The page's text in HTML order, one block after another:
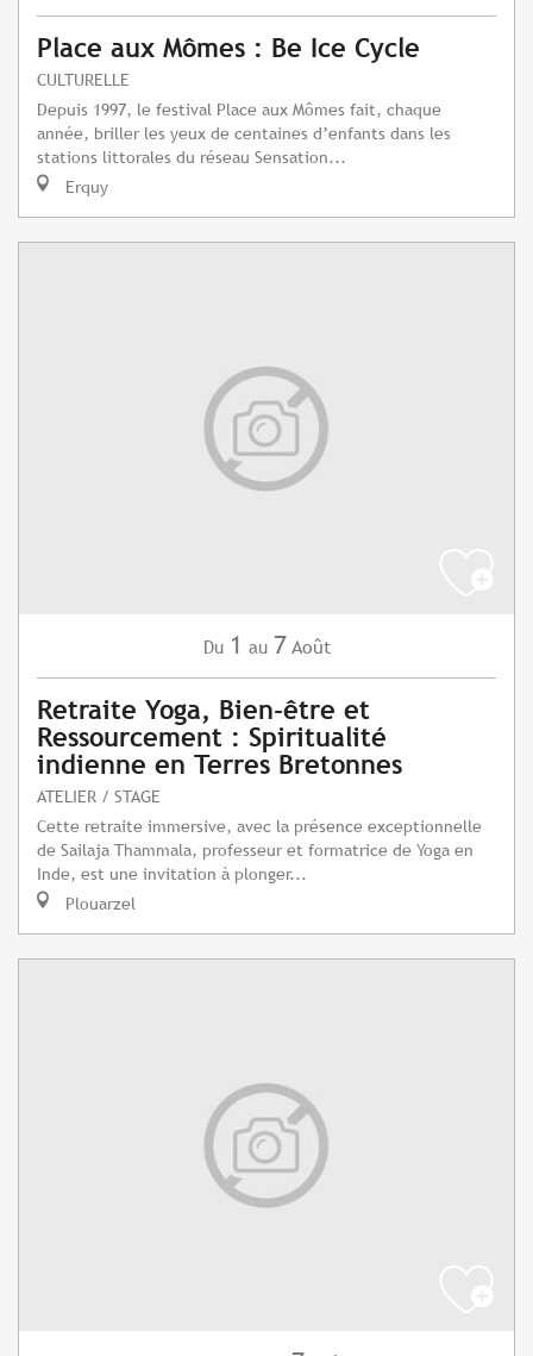
Place aux Mômes : Be Ice Cycle
CULTURELLE
Depuis 1997, le festival Place aux Mômes fait, chaque
année, briller les yeux de centaines d’enfants dans les
stations littorales du réseau Sensation...
Erquy
Du 1 au 7 Août
Retraite Yoga, Bien-être et
Ressourcement : Spiritualité
indienne en Terres Bretonnes
ATELIER / STAGE
Cette retraite immersive, avec la présence exceptionnelle
de Sailaja Thammala, professeur et formatrice de Yoga en
Inde, est une invitation à plonger...
Plouarzel